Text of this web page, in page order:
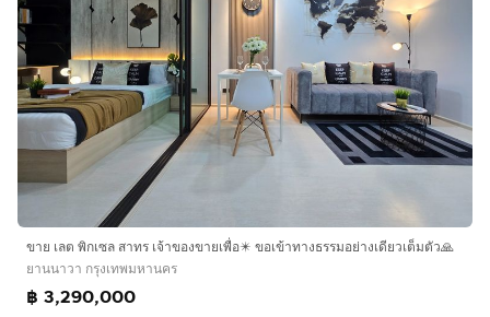
ขาย เลต พิกเซล สาทร เจ้าของขายเพื่อ✴️ ขอเข้าทางธรรมอย่างเดียวเต็มตัว🙏
ยานนาวา กรุงเทพมหานคร
฿ 3,290,000